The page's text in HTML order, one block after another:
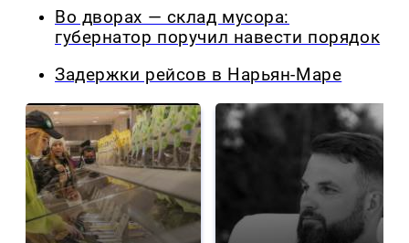
Во дворах — склад мусора:
губернатор поручил навести порядок
Задержки рейсов в Нарьян-Маре